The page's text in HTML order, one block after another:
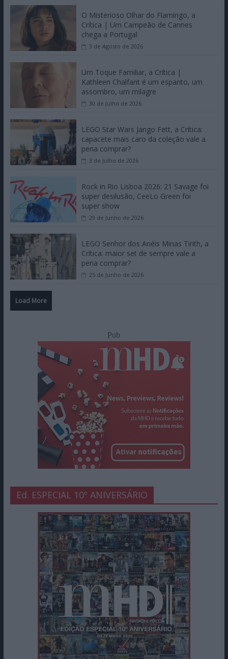
O Misterioso Olhar do Flamingo, a
Crítica | Um Campeão de Cannes
chega a Portugal
3 de Agosto de 2026
Um Toque Familiar, a Crítica |
Kathleen Chalfant é um espanto, um
assombro, um milagre
30 de Julho de 2026
LEGO Star Wars Jango Fett, a Crítica:
capacete mais caro da coleção vale a
pena comprar?
3 de Julho de 2026
Rock in Rio Lisboa 2026: 21 Savage foi
super desilusão, CeeLo Green foi
super show
29 de Junho de 2026
LEGO Senhor dos Anéis Minas Tirith, a
Crítica: maior set de sempre vale a
pena comprar?
25 de Junho de 2026
Load More
Pub
Ed. ESPECIAL 10º ANIVERSÁRIO